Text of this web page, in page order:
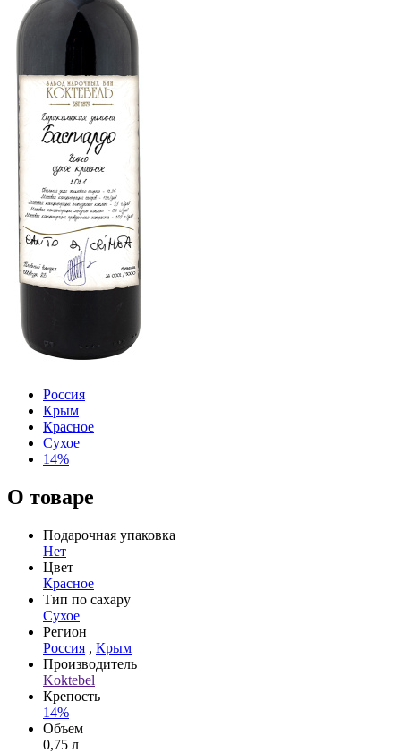
Россия
Крым
Красное
Сухое
14%
О товаре
Подарочная упаковка
Нет
Цвет
Красное
Тип по сахару
Сухое
Регион
Россия , Крым
Производитель
Koktebel
Крепость
14%
Объем
0,75 л